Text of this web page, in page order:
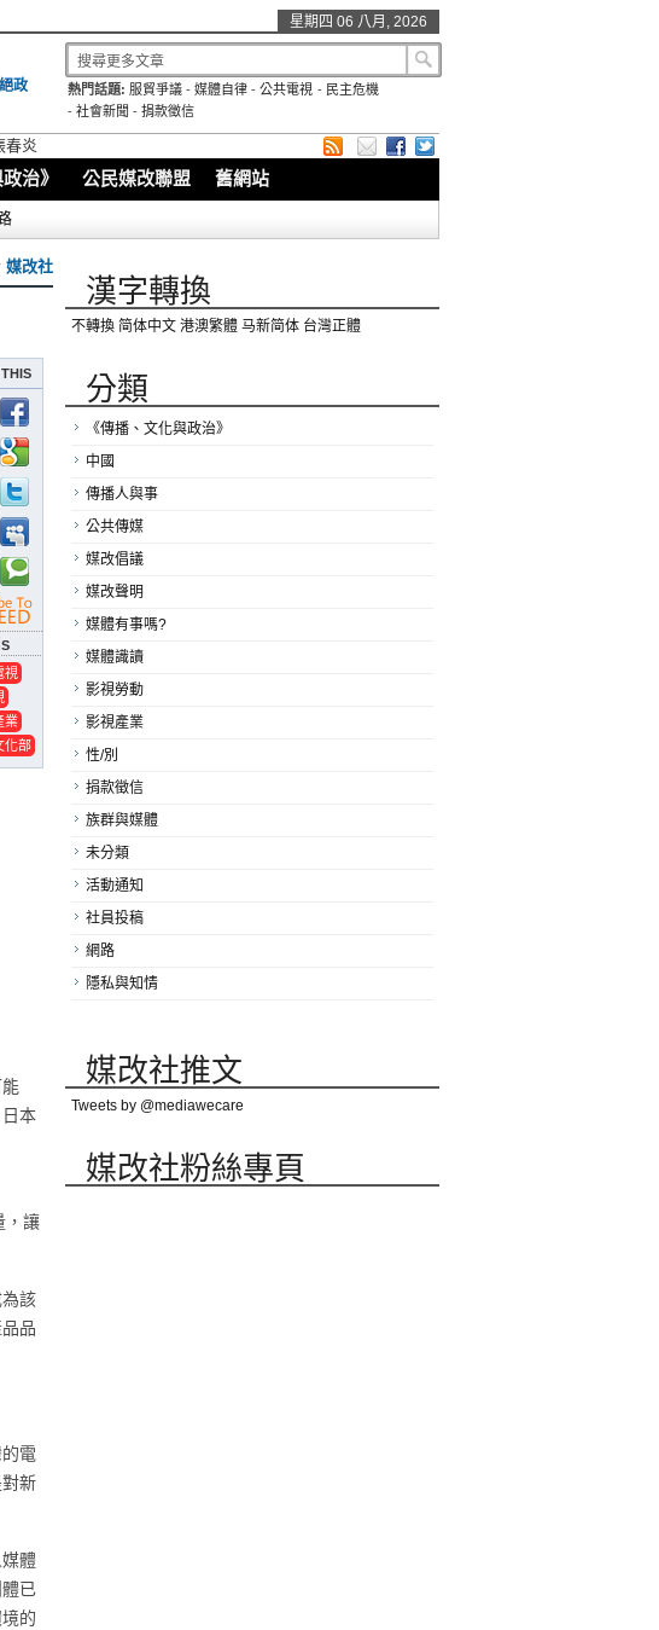
星期四 06 八月, 2026
政
熱門話題: 服貿爭議 -媒體自律 -公共電視 - 民主危機
- 社會新聞 - 捐款徵信
春炎
治》 公民媒改聯盟 舊網站
媒改社
視
業
化部
本
，讓
該
品
電
新
體
已
的
漢字轉換
不轉換 简体中文 港澳繁體 马新简体 台灣正體
分類
《傳播、文化與政治》
中國
傳播人與事
公共傳媒
媒改倡議
媒改聲明
媒體有事嗎?
媒體識讀
影視勞動
影視產業
性/別
捐款徵信
族群與媒體
未分類
活動通知
社員投稿
網路
隱私與知情
媒改社推文
Tweets by @mediawecare
媒改社粉絲專頁